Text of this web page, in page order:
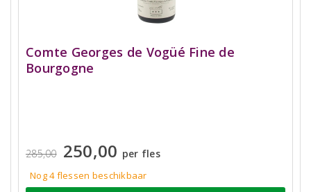
Comte Georges de Vogüé Fine de
Bourgogne
285,00 250,00 per fles
Nog 4flessen beschikbaar